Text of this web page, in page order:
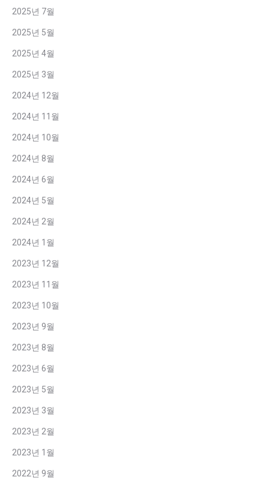
2025년 7월
2025년 5월
2025년 4월
2025년 3월
2024년 12월
2024년 11월
2024년 10월
2024년 8월
2024년 6월
2024년 5월
2024년 2월
2024년 1월
2023년 12월
2023년 11월
2023년 10월
2023년 9월
2023년 8월
2023년 6월
2023년 5월
2023년 3월
2023년 2월
2023년 1월
2022년 9월